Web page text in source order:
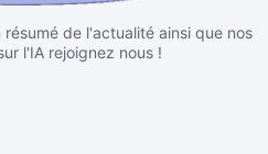
de l'actualité ainsi que nos
l'IA rejoignez nous !